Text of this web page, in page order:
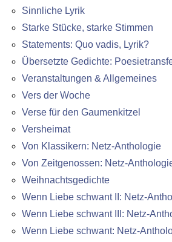
Sinnliche Lyrik
Starke Stücke, starke Stimmen
Statements: Quo vadis, Lyrik?
Übersetzte Gedichte:
Veranstaltungen & Allgemeines
Vers der Woche
Verse für den Gaumenkitzel
Versheimat
Von Klassikern: Netz-Anthologie
Von Zeitgenossen: Netz-
Weihnachtsgedichte
Wenn Liebe schwant II: Netz-
Wenn Liebe schwant III: Netz-
Wenn Liebe schwant: Netz-